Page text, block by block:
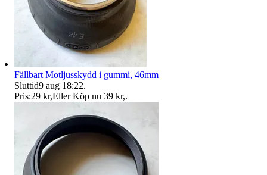
Fällbart Motljusskydd i gummi, 46mm
Sluttid9 aug 18:22.
Pris:29 kr,Eller Köp nu 39 kr,.